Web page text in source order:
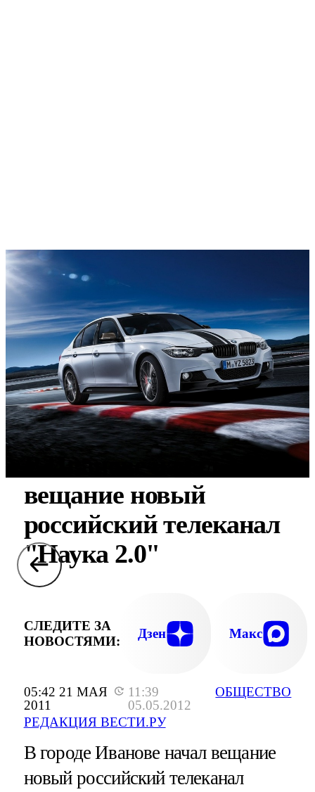
05:42 21 МАЯ
2011
11:39
05.05.2012
РЕДАКЦИЯ ВЕСТИ.РУ
ОБЩЕСТВО
вещание новый
российский телеканал
"Наука 2.0"
СЛЕДИТЕ ЗА
НОВОСТЯМИ:
Дзен Макс
В городе Иванове начал вещание
новый российский телеканал